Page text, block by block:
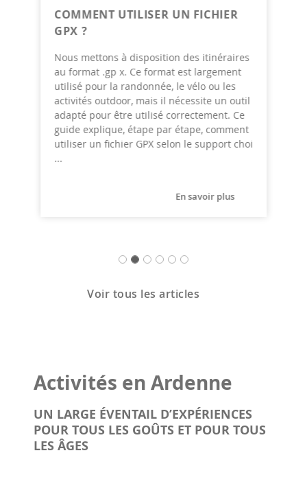
COMMENT UTILISER UN FICHIER
GPX ?
Nous mettons à disposition des itinéraires
au format .gp x. Ce format est largement
utilisé pour la randonnée, le vélo ou les
activités outdoor, mais il nécessite un outil
adapté pour être utilisé correctement. Ce
guide explique, étape par étape, comment
utiliser un fichier GPX selon le support choi
...
En savoir plus
Voir tous les articles
Activités en Ardenne
UN LARGE ÉVENTAIL D’EXPÉRIENCES
POUR TOUS LES GOÛTS ET POUR TOUS
LES ÂGES